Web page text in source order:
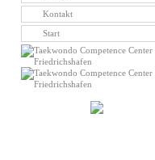
Kontakt
Start